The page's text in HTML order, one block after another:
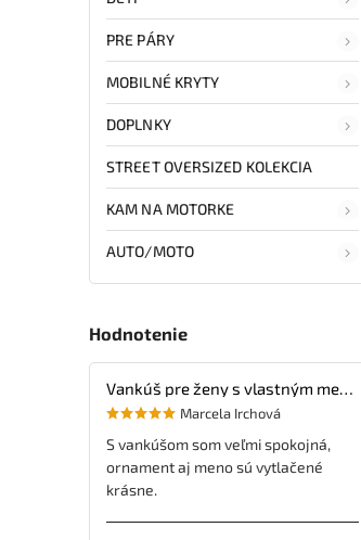
PRE PÁRY
MOBILNÉ KRYTY
DOPLNKY
STREET OVERSIZED KOLEKCIA
KAM NA MOTORKE
AUTO/MOTO
Hodnotenie
Marcela Irchová
S vankúšom som veľmi spokojná,
ornament aj meno sú vytlačené
krásne.